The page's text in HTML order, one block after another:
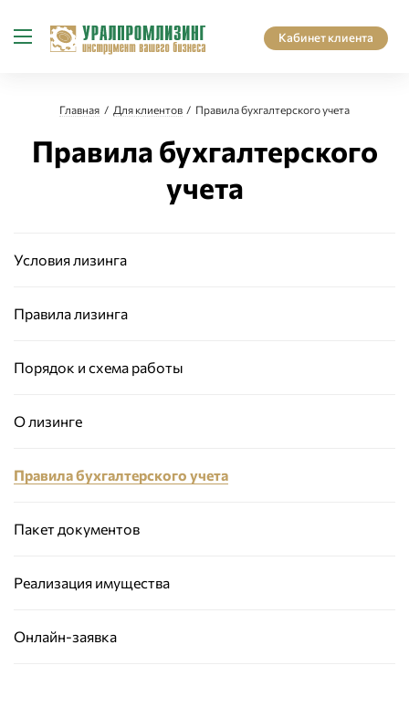
Кабинет клиента
Главная Для клиентов Правила бухгалтерского учета
Правила бухгалтерского
учета
Условия лизинга
Правила лизинга
Порядок и схема работы
О лизинге
Правила бухгалтерского учета
Пакет документов
Реализация имущества
Онлайн-заявка